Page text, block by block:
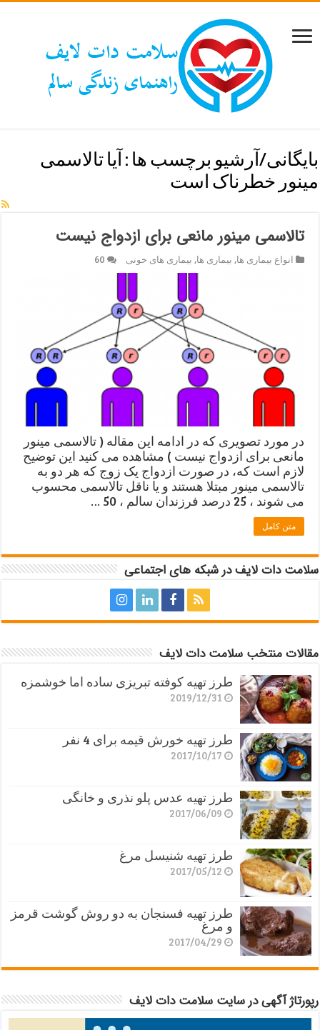
بایگانی/آرشیو برچسب ها : آیا تالاسمی
مینور خطرناک است
تالاسمی مینور مانعی برای ازدواج نیست
انواع بیماری ها, بیماری ها, بیماری های خونی 60
در مورد تصویری که در ادامه این مقاله ( تالاسمی مینور
مانعی برای ازدواج نیست ) مشاهده می کنید این توضیح
لازم است که، در صورت ازدواج یک زوج که هر دو به
تالاسمی مینور مبتلا هستند و یا ناقل تالاسمی محسوب
می شوند ، 25 درصد فرزندان سالم ، 50 …
متن کامل
سلامت دات لایف در شبکه های اجتماعی
مقالات منتخب سلامت دات لایف
طرز تهیه کوفته تبریزی ساده اما خوشمزه
2019/12/31
طرز تهیه خورش قیمه برای 4 نفر
2017/10/17
طرز تهیه عدس پلو نذری و خانگی
2017/06/09
طرز تهیه شنیسل مرغ
2017/05/12
طرز تهیه فسنجان به دو روش گوشت قرمز
و مرغ
2017/04/29
رپورتاژ آگهی در سایت سلامت دات لایف